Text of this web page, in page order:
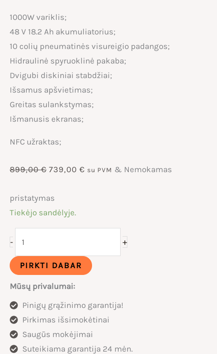
1000W variklis;
48 V 18.2 Ah akumuliatorius;
10 colių pneumatinės visureigio padangos;
Hidraulinė spyruoklinė pakaba;
Dvigubi diskiniai stabdžiai;
Išsamus apšvietimas;
Greitas sulankstymas;
Išmanusis ekranas;
NFC užraktas;
899,00€ Original
was:
739,00 € Current
su PVM & Nemokamas
pristatymas
Tiekėjo sandėlyje.
-
Vipcoo
1000W
Elektrinis
paspirtukas
+
PIRKTI DABAR
Mūsų privalumai:
Pinigų grąžinimo garantija!
Pirkimas išsimokėtinai
Saugūs mokėjimai
Suteikiama garantija 24 mėn.